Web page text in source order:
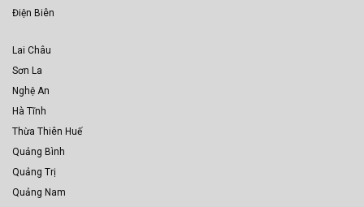
Điện Biên
Lai Châu
Sơn La
Nghệ An
Hà Tĩnh
Thừa Thiên Huế
Quảng Bình
Quảng Trị
Quảng Nam